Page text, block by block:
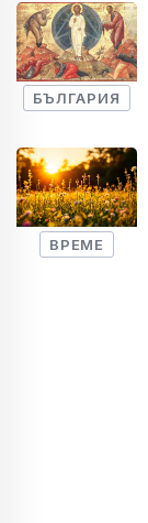
БЪЛГАРИЯ
ВРЕМЕ